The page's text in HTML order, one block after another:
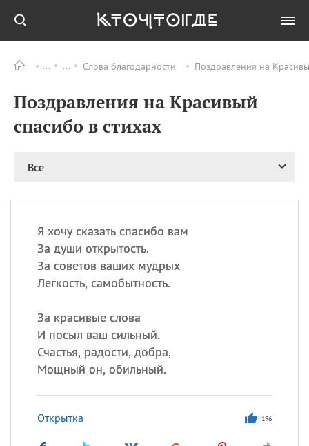
Слова благодарности Поздравления на
Поздравления на Красивый
спасибо в стихах
Все
Я хочу сказать спасибо вам
За души открытость.
За советов ваших мудрых
Легкость, самобытность.
За красивые слова
И посыл ваш сильный.
Счастья, радости, добра,
Мощный он, обильный.
Открытка 196
ПРАЗДНИКИ Все
06.08 Преображение
Господне у западных
Романа и Давида
07.08
мучеников
маяка
ИМЕНА
Сегодня празднуют именины
, Афанасий,Борис